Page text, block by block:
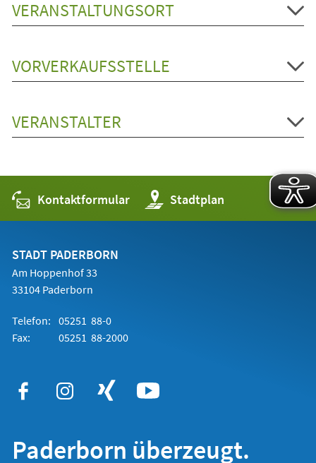
VERANSTALTUNGSORT
VORVERKAUFSSTELLE
VERANSTALTER
Kontaktformular Stadtplan
(Öffnet
in
einem
STADT PADERBORN
Am Hoppenhof 33
33104 Paderborn
Telefon: 05251 88-0
Fax:
05251 88-2000
Paderborn überzeugt.